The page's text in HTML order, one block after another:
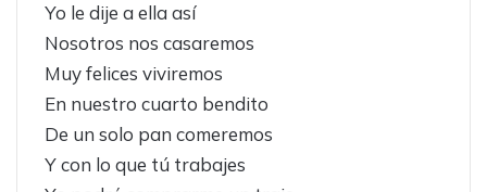
Yo le dije a ella así
Nosotros nos casaremos
Muy felices viviremos
En nuestro cuarto bendito
De un solo pan comeremos
Y con lo que tú trabajes